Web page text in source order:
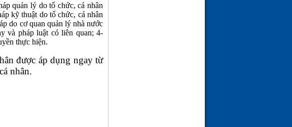
quản lý do tổ chức, cá nhân
kỹ thuật do tổ chức, cá nhân
do cơ quan quản lý nhà nước
và pháp luật có liên quan; 4-
thực hiện.
được áp dụng ngay từ
nhân.